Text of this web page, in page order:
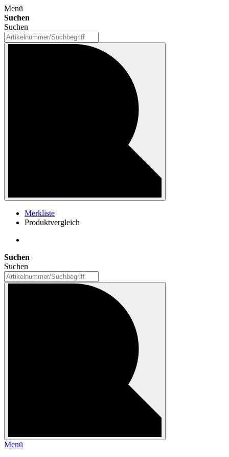
Menü
Suchen
Suchen
Merkliste
Produktvergleich
Suchen
Suchen
Menü